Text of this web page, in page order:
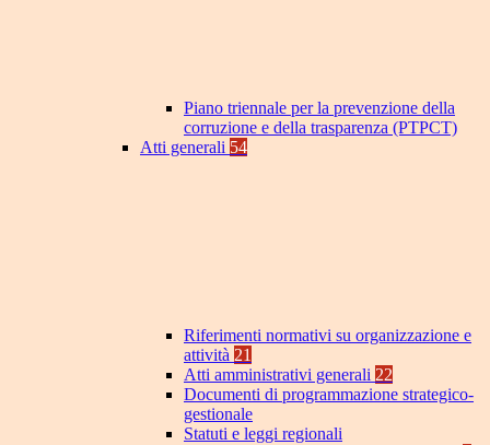
Piano triennale per la prevenzione della
corruzione e della trasparenza (PTPCT)
Atti generali 54
Riferimenti normativi su organizzazione e
attività 21
Atti amministrativi generali 22
Documenti di programmazione strategico-
gestionale
Statuti e leggi regionali